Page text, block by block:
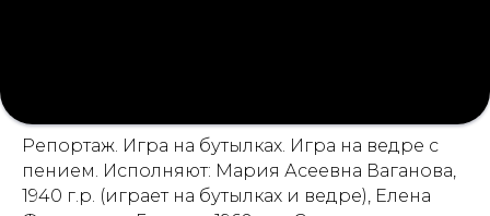
Репортаж. Игра на бутылках. Игра на ведре с
пением. Исполняют: Мария Асеевна Ваганова,
1940 г.р. (играет на бутылках и ведре), Елена